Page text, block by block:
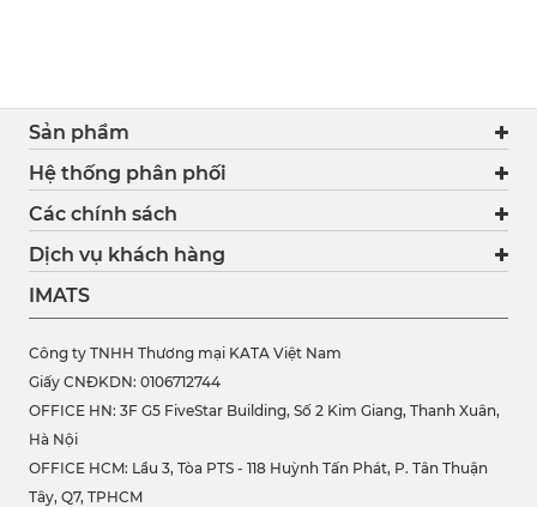
Sản phẩm
Hệ thống phân phối
Các chính sách
Dịch vụ khách hàng
IMATS
Công ty TNHH Thương mại KATA Việt Nam
Giấy CNĐKDN: 0106712744
OFFICE HN: 3F G5 FiveStar Building, Số 2 Kim Giang, Thanh Xuân,
Hà Nội
OFFICE HCM: Lầu 3, Tòa PTS - 118 Huỳnh Tấn Phát, P. Tân Thuận
Tây, Q7, TPHCM